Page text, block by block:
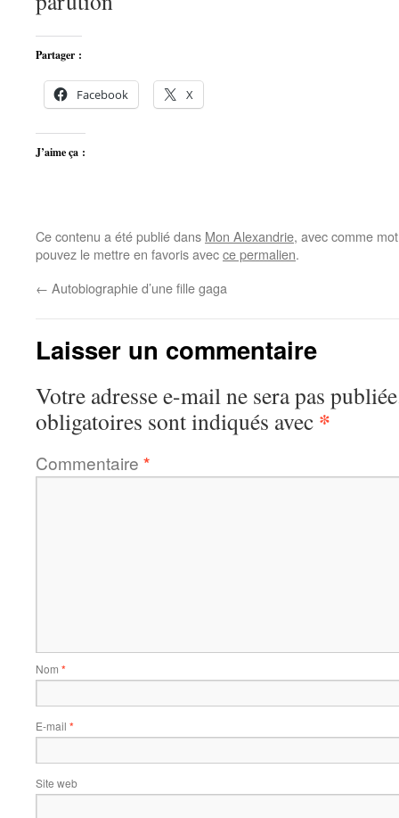
Partager :
Facebook X
J’aime ça :
Ce contenu a été publié dans Mon Alexandrie, avec comme
pouvez le mettre en favoris avecce permalien.
← Autobiographie d’une fille gaga
Laisser un commentaire
Votre adresse e-mail ne sera pas
obligatoires sont indiqués avec *
Commentaire *
Nom *
E-mail *
Site web